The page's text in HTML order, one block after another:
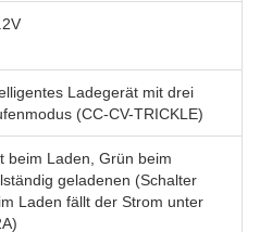
Ladegerät mit drei
(CC-CV-TRICKLE)
beim Laden, Grün beim
geladenen (Schalter
Laden fällt der Strom unter